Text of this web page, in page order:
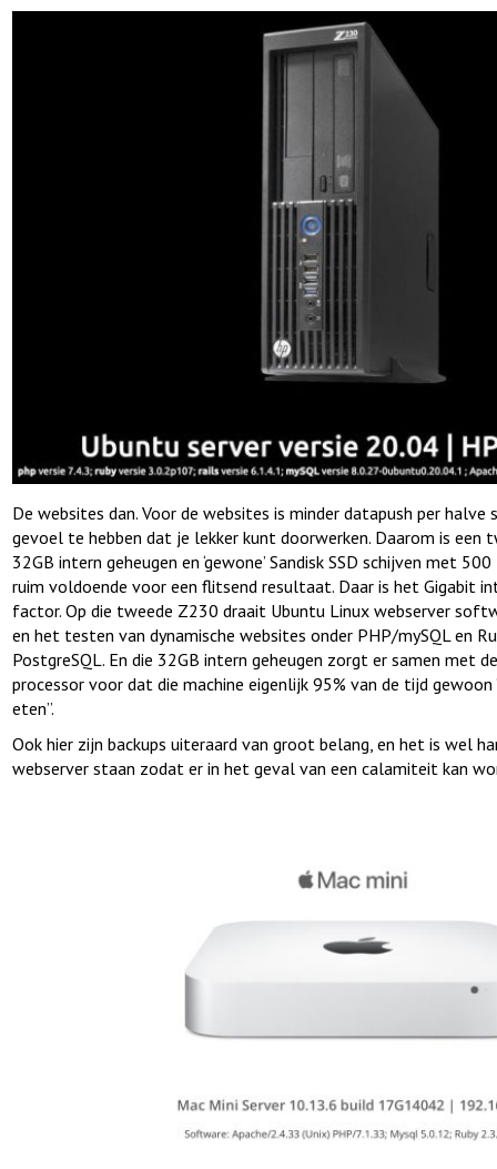
De websites dan. Voor de websites is minder datapush per halve
gevoel te hebben dat je lekker kunt doorwerken. Daarom is een
32GB intern geheugen en ‘gewone’ Sandisk SSD schijven met
ruim voldoende voor een flitsend resultaat. Daar is het Gigabit
factor. Op die tweede Z230 draait Ubuntu Linux webserver
en het testen van dynamische websites onder PHP/mySQL en
PostgreSQL. En die 32GB intern geheugen zorgt er samen met
processor voor dat die machine eigenlijk 95% van de tijd
eten”.
Ook hier zijn backups uiteraard van groot belang, en het is wel
webserver staan zodat er in het geval van een calamiteit kan